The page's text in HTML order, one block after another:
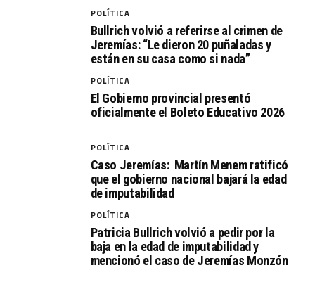
POLÍTICA
Bullrich volvió a referirse al crimen de
Jeremías: “Le dieron 20 puñaladas y
están en su casa como si nada”
POLÍTICA
El Gobierno provincial presentó
oficialmente el Boleto Educativo 2026
POLÍTICA
Caso Jeremías: Martín Menem ratificó
que el gobierno nacional bajará la edad
de imputabilidad
POLÍTICA
Patricia Bullrich volvió a pedir por la
baja en la edad de imputabilidad y
mencionó el caso de Jeremías Monzón